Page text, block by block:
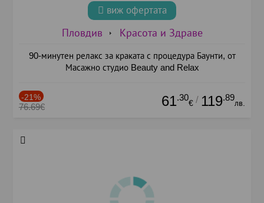
виж офертата
Пловдив Красота и Здраве
90-минутен релакс за краката с процедура Баунти, от
Масажно студио Beauty and Relax
-21%
76.69€ 61.30
€ / 119.89
лв.